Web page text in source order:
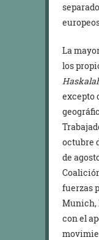
La
los
excepto
octubre
de
fuerzas
Munich,
con el